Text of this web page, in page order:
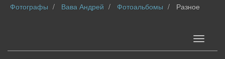
Фотографы Вава Андрей Фотоальбомы Разное